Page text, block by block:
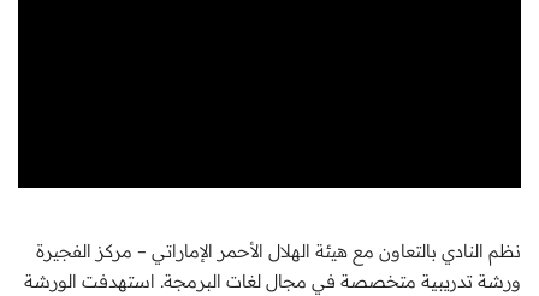
نظم النادي بالتعاون مع هيئة الهلال الأحمر الإماراتي – مركز الفجيرة
ورشة تدريبية متخصصة في مجال لغات البرمجة. استهدفت الورشة